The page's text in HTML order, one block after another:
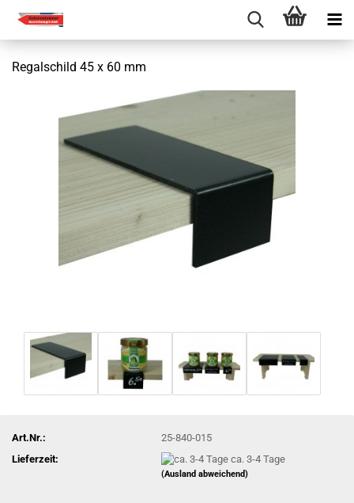
Regalschild 45 x 60 mm
Art.Nr.:
25-840-015
Lieferzeit:
ca. 3-4 Tage
(Ausland abweichend)